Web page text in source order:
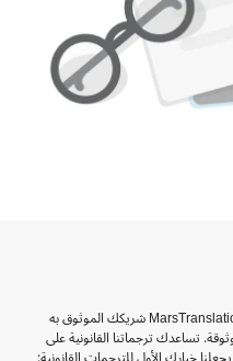
عندما تتجاوز متطلباتك القانونية الحدود، تكون MarsTranslation شريكك الموثوق به
تساعدك ترجماتنا القانونية على